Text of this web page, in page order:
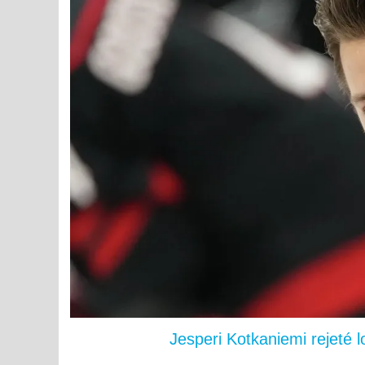
Jesperi Kotkaniemi rejeté